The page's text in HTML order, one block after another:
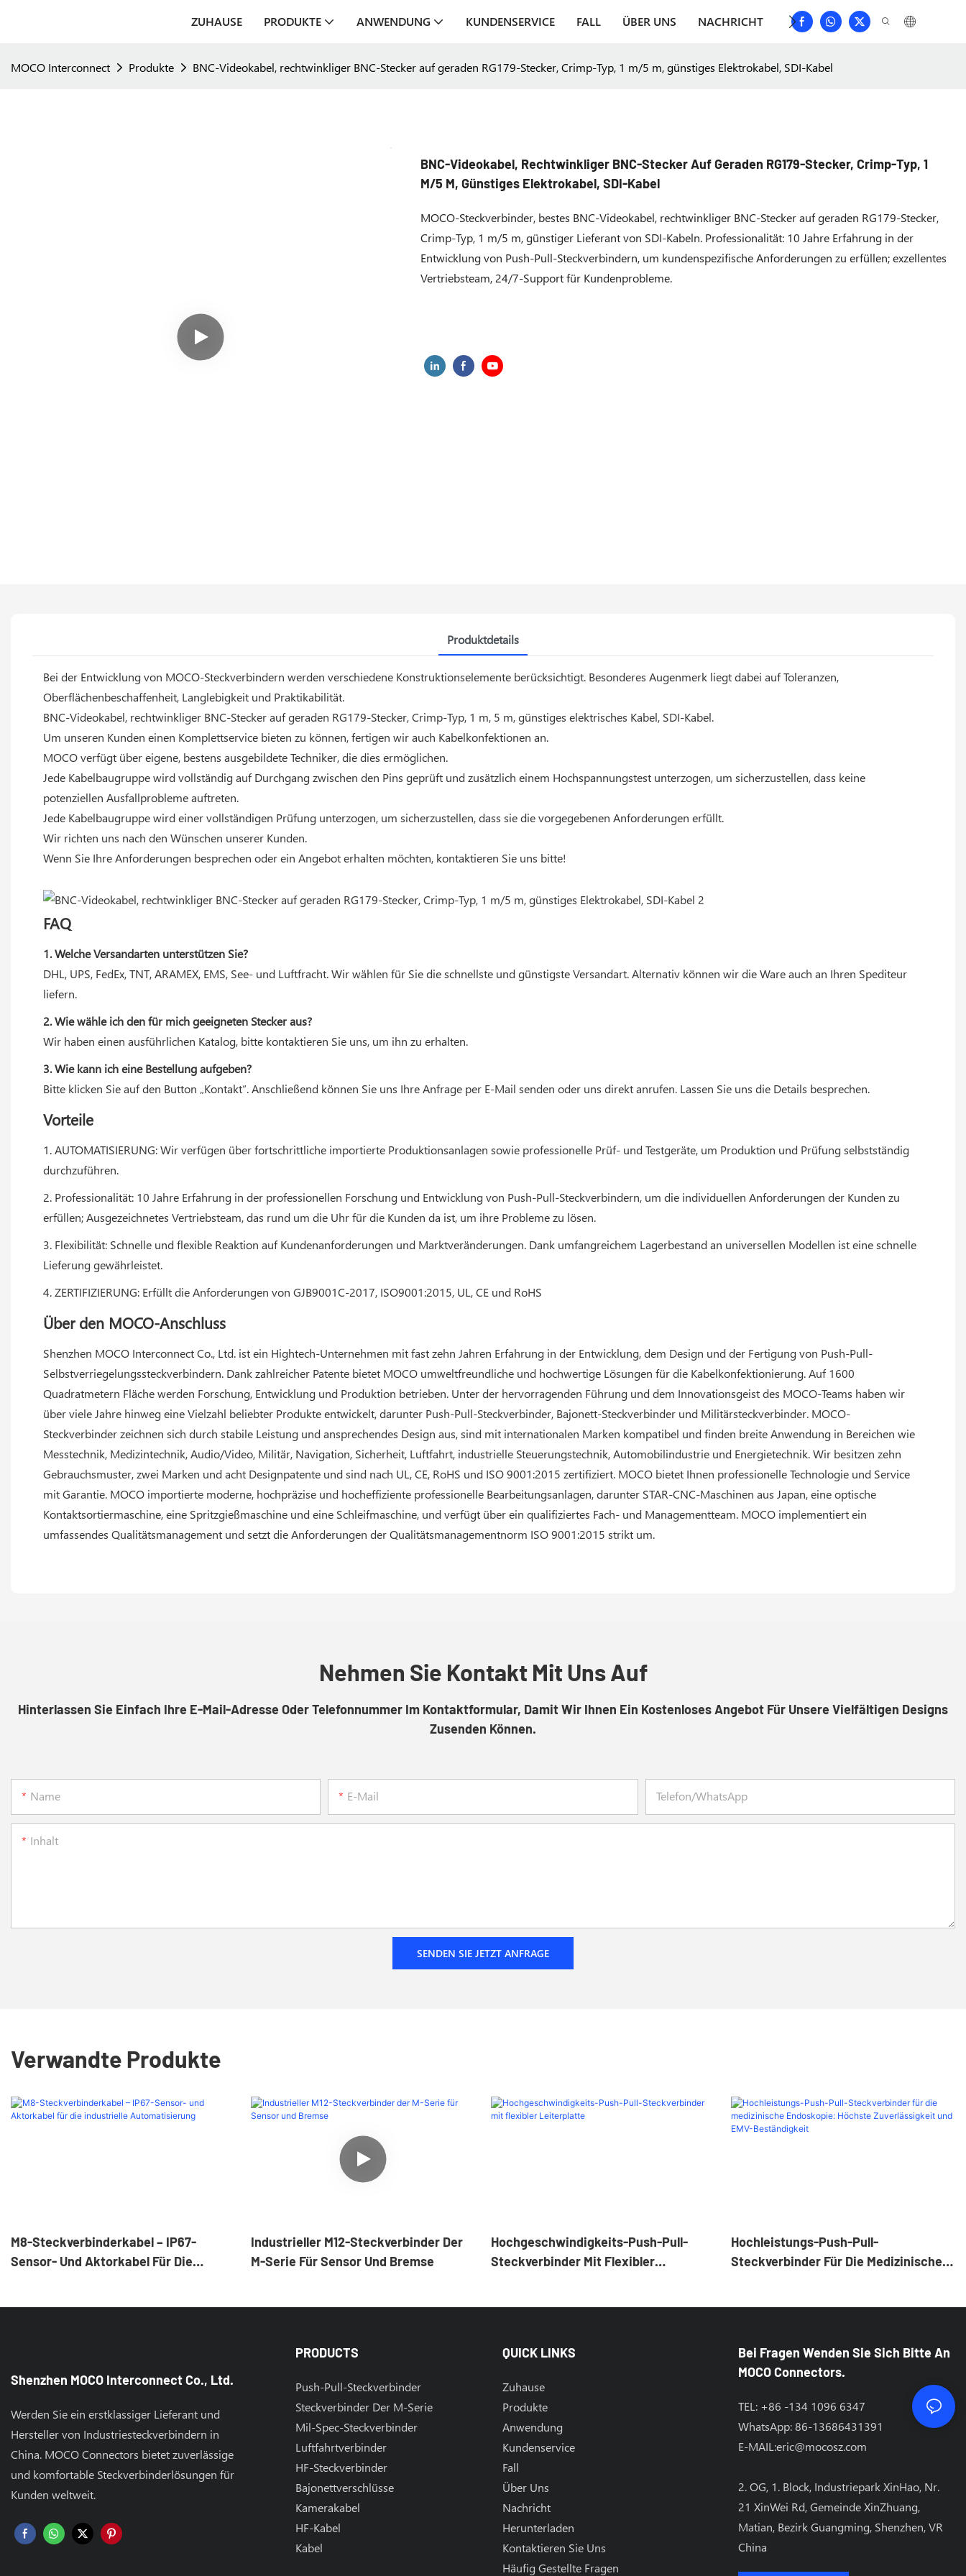
ZUHAUSE PRODUKTE ANWENDUNG KUNDENSERVICE FALL ÜBER UNS NACHRICHT HERUNTERLADEN
MOCO Interconnect Produkte BNC-Videokabel, rechtwinkliger BNC-Stecker auf geraden RG179-Stecker, Crimp-Typ, 1 m/5 m, günstiges Elektrokabel, SDI-Kabel
BNC-Videokabel, Rechtwinkliger BNC-Stecker Auf Geraden RG179-Stecker, Crimp-Typ, 1
M/5 M, Günstiges Elektrokabel, SDI-Kabel
MOCO-Steckverbinder, bestes BNC-Videokabel, rechtwinkliger BNC-Stecker auf geraden RG179-Stecker,
Crimp-Typ, 1 m/5 m, günstiger Lieferant von SDI-Kabeln. Professionalität: 10 Jahre Erfahrung in der
Entwicklung von Push-Pull-Steckverbindern, um kundenspezifische Anforderungen zu erfüllen; exzellentes
Vertriebsteam, 24/7-Support für Kundenprobleme.
Produktdetails
Bei der Entwicklung von MOCO-Steckverbindern werden verschiedene Konstruktionselemente berücksichtigt. Besonderes Augenmerk liegt dabei auf Toleranzen,
Oberflächenbeschaffenheit, Langlebigkeit und Praktikabilität.
BNC-Videokabel, rechtwinkliger BNC-Stecker auf geraden RG179-Stecker, Crimp-Typ, 1 m, 5 m, günstiges elektrisches Kabel, SDI-Kabel.
Um unseren Kunden einen Komplettservice bieten zu können, fertigen wir auch Kabelkonfektionen an.
MOCO verfügt über eigene, bestens ausgebildete Techniker, die dies ermöglichen.
Jede Kabelbaugruppe wird vollständig auf Durchgang zwischen den Pins geprüft und zusätzlich einem Hochspannungstest unterzogen, um sicherzustellen, dass keine
potenziellen Ausfallprobleme auftreten.
Jede Kabelbaugruppe wird einer vollständigen Prüfung unterzogen, um sicherzustellen, dass sie die vorgegebenen Anforderungen erfüllt.
Wir richten uns nach den Wünschen unserer Kunden.
Wenn Sie Ihre Anforderungen besprechen oder ein Angebot erhalten möchten, kontaktieren Sie uns bitte!
FAQ
1. Welche Versandarten unterstützen Sie?
DHL, UPS, FedEx, TNT, ARAMEX, EMS, See- und Luftfracht. Wir wählen für Sie die schnellste und günstigste Versandart. Alternativ können wir die Ware auch an Ihren Spediteur
liefern.
2. Wie wähle ich den für mich geeigneten Stecker aus?
Wir haben einen ausführlichen Katalog, bitte kontaktieren Sie uns, um ihn zu erhalten.
3. Wie kann ich eine Bestellung aufgeben?
Bitte klicken Sie auf den Button „Kontakt“. Anschließend können Sie uns Ihre Anfrage per E-Mail senden oder uns direkt anrufen. Lassen Sie uns die Details besprechen.
Vorteile
1. AUTOMATISIERUNG: Wir verfügen über fortschrittliche importierte Produktionsanlagen sowie professionelle Prüf- und Testgeräte, um Produktion und Prüfung selbstständig
durchzuführen.
2. Professionalität: 10 Jahre Erfahrung in der professionellen Forschung und Entwicklung von Push-Pull-Steckverbindern, um die individuellen Anforderungen der Kunden zu
erfüllen; Ausgezeichnetes Vertriebsteam, das rund um die Uhr für die Kunden da ist, um ihre Probleme zu lösen.
3. Flexibilität: Schnelle und flexible Reaktion auf Kundenanforderungen und Marktveränderungen. Dank umfangreichem Lagerbestand an universellen Modellen ist eine schnelle
Lieferung gewährleistet.
4. ZERTIFIZIERUNG: Erfüllt die Anforderungen von GJB9001C-2017, ISO9001:2015, UL, CE und RoHS
Über den MOCO-Anschluss
Shenzhen MOCO Interconnect Co., Ltd. ist ein Hightech-Unternehmen mit fast zehn Jahren Erfahrung in der Entwicklung, dem Design und der Fertigung von Push-Pull-
Selbstverriegelungssteckverbindern. Dank zahlreicher Patente bietet MOCO umweltfreundliche und hochwertige Lösungen für die Kabelkonfektionierung. Auf 1600
Quadratmetern Fläche werden Forschung, Entwicklung und Produktion betrieben. Unter der hervorragenden Führung und dem Innovationsgeist des MOCO-Teams haben wir
über viele Jahre hinweg eine Vielzahl beliebter Produkte entwickelt, darunter Push-Pull-Steckverbinder, Bajonett-Steckverbinder und Militärsteckverbinder. MOCO-
Steckverbinder zeichnen sich durch stabile Leistung und ansprechendes Design aus, sind mit internationalen Marken kompatibel und finden breite Anwendung in Bereichen wie
Messtechnik, Medizintechnik, Audio/Video, Militär, Navigation, Sicherheit, Luftfahrt, industrielle Steuerungstechnik, Automobilindustrie und Energietechnik. Wir besitzen zehn
Gebrauchsmuster, zwei Marken und acht Designpatente und sind nach UL, CE, RoHS und ISO 9001:2015 zertifiziert. MOCO bietet Ihnen professionelle Technologie und Service
mit Garantie. MOCO importierte moderne, hochpräzise und hocheffiziente professionelle Bearbeitungsanlagen, darunter STAR-CNC-Maschinen aus Japan, eine optische
Kontaktsortiermaschine, eine Spritzgießmaschine und eine Schleifmaschine, und verfügt über ein qualifiziertes Fach- und Managementteam. MOCO implementiert ein
umfassendes Qualitätsmanagement und setzt die Anforderungen der Qualitätsmanagementnorm ISO 9001:2015 strikt um.
Nehmen Sie Kontakt Mit Uns Auf
Hinterlassen Sie Einfach Ihre E-Mail-Adresse Oder Telefonnummer Im Kontaktformular, Damit Wir Ihnen Ein Kostenloses Angebot Für Unsere Vielfältigen Designs
Zusenden Können.
Name E-Mail Telefon/WhatsApp
Inhalt
SENDEN SIE JETZT ANFRAGE
Verwandte Produkte
M8-Steckverbinderkabel – IP67-
Sensor- Und Aktorkabel Für Die
Industrieller M12-Steckverbinder Der
M-Serie Für Sensor Und Bremse
Hochgeschwindigkeits-Push-Pull-
Steckverbinder Mit Flexibler
Hochleistungs-Push-Pull-
Steckverbinder Für Die Medizinische
Shenzhen MOCO Interconnect Co., Ltd.
Werden Sie ein erstklassiger Lieferant und
Hersteller von Industriesteckverbindern in
China. MOCO Connectors bietet zuverlässige
und komfortable Steckverbinderlösungen für
Kunden weltweit.
PRODUCTS
Push-Pull-Steckverbinder
Steckverbinder Der M-Serie
Mil-Spec-Steckverbinder
Luftfahrtverbinder
HF-Steckverbinder
Bajonettverschlüsse
Kamerakabel
HF-Kabel
Kabel
QUICK LINKS
Zuhause
Produkte
Anwendung
Kundenservice
Fall
Über Uns
Nachricht
Herunterladen
Kontaktieren Sie Uns
Häufig Gestellte Fragen
Bei Fragen Wenden Sie Sich Bitte An
MOCO Connectors.
TEL: +86 -134 1096 6347
WhatsApp: 86-13686431391
E-MAIL:eric@mocosz.com
2. OG, 1. Block, Industriepark XinHao, Nr.
21 XinWei Rd, Gemeinde XinZhuang,
Matian, Bezirk Guangming, Shenzhen, VR
China